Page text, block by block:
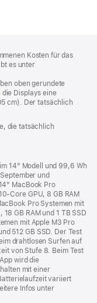
Kosten für das
es unter
oben gerundete
Displays eine
cm). Der tatsächlich
die tatsächlich
14" Modell und 99,6 Wh
und
MacBook Pro
GPU, 8 GB RAM
Pro Systemen mit
GB RAM und 1 TB SSD
mit Apple M3 Pro
512 GB SSD. Der Test
drahtlosen Surfen auf
von Stufe 8. Beim Test
wird die
mit einer
variiert
Infos unter